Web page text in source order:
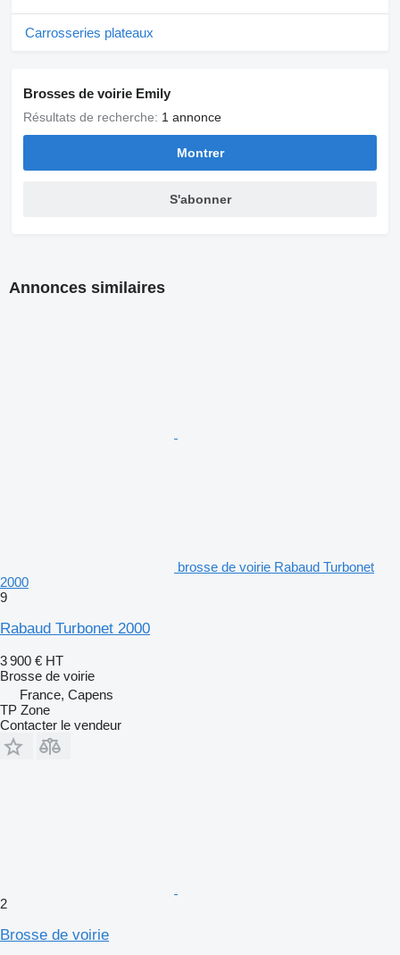
Carrosseries plateaux
Brosses de voirie Emily
Résultats de recherche: 1 annonce
Montrer
S'abonner
Annonces similaires
brosse de voirie Rabaud Turbonet
2000
9
Rabaud Turbonet 2000
3 900 € HT
Brosse de voirie
France, Capens
TP Zone
Contacter le vendeur
2
Brosse de voirie